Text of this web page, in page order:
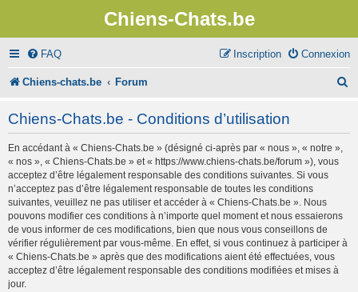
Chiens-Chats.be
FAQ Connexion
Inscription
Chiens-chats.be Forum
Chiens-Chats.be - Conditions d’utilisation
En accédant à « Chiens-Chats.be » (désigné ci-après par « nous », « notre »,
« nos », « Chiens-Chats.be » et « https://www.chiens-chats.be/forum »), vous
acceptez d’être légalement responsable des conditions suivantes. Si vous
n’acceptez pas d’être légalement responsable de toutes les conditions
suivantes, veuillez ne pas utiliser et accéder à « Chiens-Chats.be ». Nous
pouvons modifier ces conditions à n’importe quel moment et nous essaierons
de vous informer de ces modifications, bien que nous vous conseillons de
vérifier régulièrement par vous-même. En effet, si vous continuez à participer à
« Chiens-Chats.be » après que des modifications aient été effectuées, vous
acceptez d’être légalement responsable des conditions modifiées et mises à
jour.